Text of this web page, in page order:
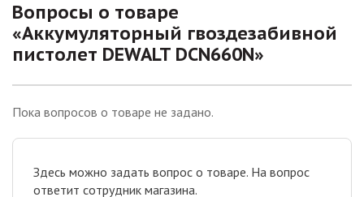
Вопросы о товаре
«Аккумуляторный гвоздезабивной
пистолет DEWALT DCN660N»
Здесь можно задать вопрос о товаре. На вопрос
ответит сотрудник магазина.
Пока вопросов о товаре не задано.